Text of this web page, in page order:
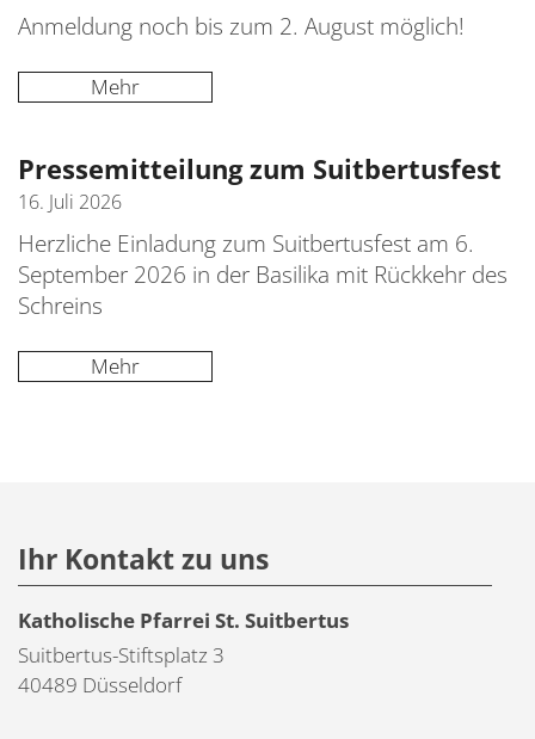
Anmeldung noch bis zum 2. August möglich!
Mehr
Pressemitteilung zum Suitbertusfest
16. Juli 2026
Herzliche Einladung zum Suitbertusfest am 6.
September 2026 in der Basilika mit Rückkehr des
Schreins
Mehr
Ihr Kontakt zu uns
Katholische Pfarrei St. Suitbertus
Suitbertus-Stiftsplatz 3
40489 Düsseldorf